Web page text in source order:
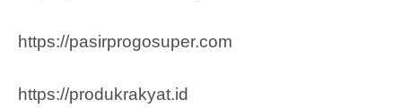
https://pasirprogosuper.com
https://produkrakyat.id